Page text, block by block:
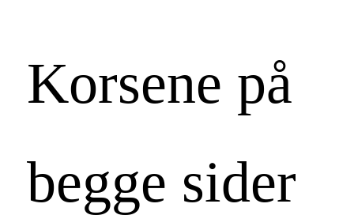
Korsene på
begge sider